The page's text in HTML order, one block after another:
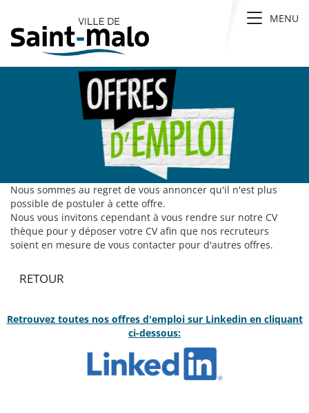
Toggle
MENU
Nous sommes au regret de vous annoncer qu'il n'est plus
possible de postuler à cette offre.
Nous vous invitons cependant à vous rendre sur notre CV
thèque pour y déposer votre CV afin que nos recruteurs
soient en mesure de vous contacter pour d'autres offres.
RETOUR
Retrouvez toutes nos offres d'emploi sur Linkedin en cliquant
ci-dessous: